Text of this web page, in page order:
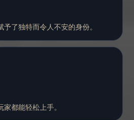
了独特而令人不安的身份。
都能轻松上手。